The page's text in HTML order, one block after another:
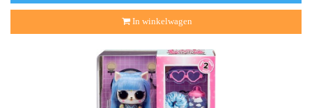
In winkelwagen